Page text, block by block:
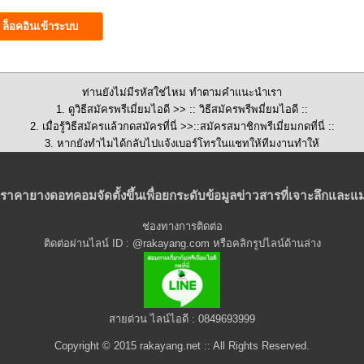
ท่านยังไม่มีรหัสใช่ไหม ทำตามคำแนะนำเรา
1. ดูวิธีสมัครพรีเมี่ยมไอดี >> :: วิธีสมัครพรีพมี่ยมไอดี ::
2. เมื่อรู้วิธีสมัครแล้วกดสมัครที่นี่ >>::สมัครสมาชิกพรีเมี่ยมกดที่นี่ ::
3. หากยังทำไมได้กลับไปแจ้งเบอร์โทรในแชทให้ทีมงานทำให้
ราคายางดอทคอมจัดตั้งขึ้นเพื่อยกระดับข้อมูลข่าวสารที่เจาะลึกและ
ช่องทางการติดต่อ
ติดต่อผ่านไลน์ ID : @rakayang.com หรือคลิกรูปไลน์ด้านล่าง
สายด่วน ไลน์ไอดี : 0849693999
Copyright © 2015 rakayang.net :: All Rights Reserved.